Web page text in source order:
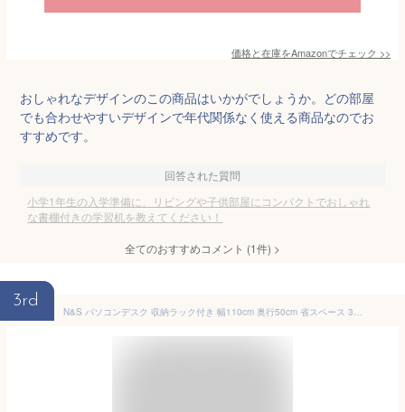
価格と在庫をAmazonでチェック >>
おしゃれなデザインのこの商品はいかがでしょうか。どの部屋
でも合わせやすいデザインで年代関係なく使える商品なのでお
すすめです。
回答された質問
小学1年生の入学準備に、リビングや子供部屋にコンパクトでおしゃれ
な書棚付きの学習机を教えてください！
全てのおすすめコメント (1件) >
3rd
N&S パソコンデスク 収納ラック付き 幅110cm 奥行50cm 省スペース 3段シェルフ 落下防止バー付き 学習机 ワークデスク PCデスク 北欧風 組み立て簡単 在宅勤務 勉強机 スチールフレーム 安定性 ブラック